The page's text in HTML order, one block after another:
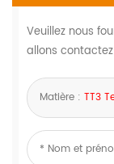
Veuillez nous
allons
Matière : TT3